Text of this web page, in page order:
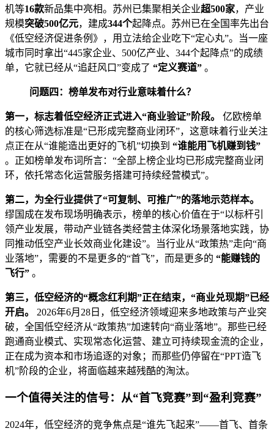
机等16款新品集中亮相。苏州已集聚相关企业超500家，产业
规模突破500亿元，建成344个起降点。苏州已在全国率先出台
《低空经济促进条例》，用立法给企业吃下“定心丸”。当一座
城市同时拿出“445家企业、500亿产业、344个起降点”的成绩
单，它就已经从“追赶风口”变成了 “定义赛道” 。
问题四：榜单发布对行业意味着什么？
第一，标志着低空经济正式进入“商业验证”阶段。
亿欧榜单
的核心筛选标准是“已形成完整商业闭环”，这意味着行业关注
点正在从“谁能造出更好的飞机”切换到 “谁能用飞机赚到钱”
。正如榜单发布词所言：“全部上榜企业均已形成完整商业闭
环，依托常态化运营服务搭建可持续经营模式”。
第二，为全行业提供了“可复制、可推广”的落地示范样本。
缪国成在发布现场明确表示，榜单的核心价值在于“以标杆引
领产业发展，带动产业链各类经营主体深化场景落地实践，协
同推动低空产业长效商业化建设”。当行业从“政策热”走向“商
业落地”，需要的不是更多的“首飞”，而是更多的 “能赚钱的
飞行” 。
第三，低空经济的“概念红利期”正在结束，“商业兑现期”已经
开启。
2026年6月28日，低空经济领域迎来多地政策与产业突
破，全国低空经济从“政策热”加速转向“商业落地”。那些已经
跑通商业模式、实现常态化运营、建立可持续现金流的企业，
正在成为资本和市场追逐的对象；而那些仍停留在“PPT造飞
机”阶段的企业，将面临越来越残酷的淘汰。
一个值得关注的信号：从“首飞竞赛”到“盈利竞赛”
2024年，低空经济的竞争焦点是“谁先飞起来”——首飞、首条